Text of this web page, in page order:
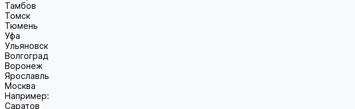
Тамбов
Томск
Тюмень
Уфа
Ульяновск
Волгоград
Воронеж
Ярославль
Москва
Например:
Саратов